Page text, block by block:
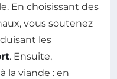
En choisissant des
vous soutenez
les
. Ensuite,
la viande : en